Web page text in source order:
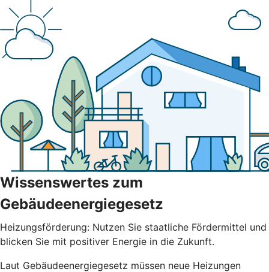
Wissenswertes zum
Gebäudeenergiegesetz
Heizungsförderung: Nutzen Sie staatliche Fördermittel und
blicken Sie mit positiver Energie in die Zukunft.
Laut Gebäudeenergiegesetz müssen neue Heizungen